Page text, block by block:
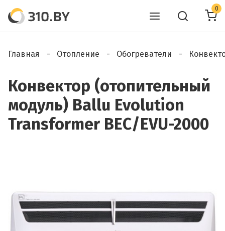
0
Главная Отопление Обогреватели
Конвектор (отопительный
модуль) Ballu Evolution
Transformer BEC/EVU-2000